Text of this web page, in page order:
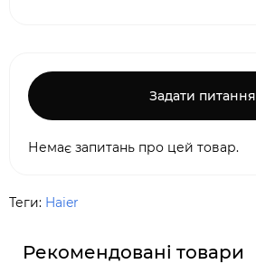
Задати питання
Немає запитань про цей товар.
Теги: Haier
Рекомендовані товари